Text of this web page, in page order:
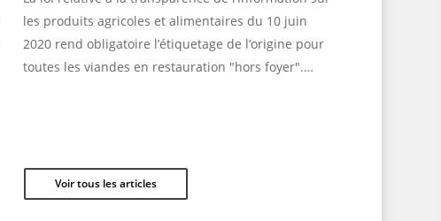
les produits agricoles et alimentaires du 10 juin
2020 rend obligatoire l’étiquetage de l’origine pour
toutes les viandes en restauration "hors foyer".…
Voir tous les articles